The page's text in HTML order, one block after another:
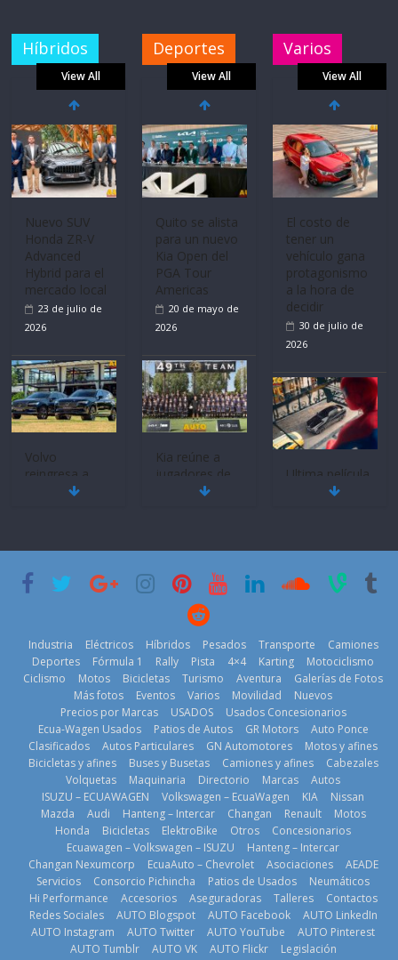
Híbridos
View All
Nuevo SUV
Honda ZR-V
Advanced
Hybrid para el
mercado local
23 de julio de
2026
Volvo
reingresa a
Ecuador de la
mano de
Inchcape y
lanza dos
PHEV
18 de julio de
Mercado
automotor
ecuatoriano
creció un 28%
en julio de
2026
4 de agosto de
2026
BMW, Toyota,
Bosch y
Repsol
prueban flota
Deportes
View All
La FEDAK
recibe 12
Sinotruk
Bolden para
cubrir las rutas
de La Vuelta
31 de julio de
Quito se alista
para un nuevo
2026
Kia reúne a
jugadores de
fútbol de todo
el mundo en
‘Kia OMBC
Cup’
6 de mayo de
2026
Varios
View All
El costo de
tener un
vehículo gana
protagonismo
a la hora de
decidir
30 de julio de
2026
Ultima película
‘Spider‑Man:
Brand New
Day’ pone en
escena a
BMW
29 de julio de
¿Qué puede
pasar con tu
vehículo si
permanece
varios días sin
usar?
3 de agosto de
2026
La FEDAK
recibe 12
Sinotruk
Bolden para
Industria Eléctricos Híbridos Pesados Transporte
Camiones
Deportes
Fórmula 1 Rally Pista 4×4 Karting
Motociclismo
Ciclismo
Motos Bicicletas Turismo Aventura
Galerías de Fotos
Más fotos
Eventos Varios Movilidad
Nuevos
Precios por Marcas
USADOS
Usados Concesionarios
Ecua-Wagen Usados
Patios de Autos GR Motors
Auto Ponce
Clasificados
Autos Particulares GN Automotores
Motos y afines
Bicicletas y afines
Buses y Busetas Camiones y afines
Cabezales
Volquetas
Maquinaria Directorio Marcas
Autos
ISUZU – ECUAWAGEN
Volkswagen – EcuaWagen KIA
Nissan
Mazda
Audi Hanteng – Intercar Changan Renault
Motos
Honda
Bicicletas ElektroBike Otros
Concesionarios
Ecuawagen – Volkswagen – ISUZU
Hanteng – Intercar
Changan Nexumcorp
EcuaAuto – Chevrolet Asociaciones
AEADE
Servicios
Consorcio Pichincha Patios de Usados
Neumáticos
Hi Performance
Accesorios Aseguradoras Talleres
Contactos
Redes Sociales
AUTO Blogspot AUTO Facebook
AUTO LinkedIn
AUTO Instagram
AUTO Twitter AUTO YouTube
AUTO Pinterest
AUTO Tumblr
AUTO VK AUTO Flickr Legislación